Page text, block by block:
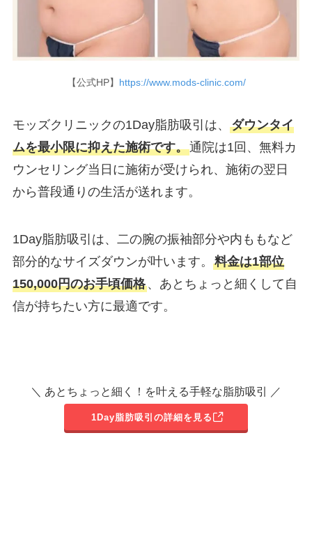
【公式HP】 https://www.mods-clinic.com/
モッズクリニックの1Day脂肪吸引は、 ダウンタイ
ムを最小限に抑えた施術です。通院は1回、無料カ
ウンセリング当日に施術が受けられ、施術の翌日
から普段通りの生活が送れます。
1Day脂肪吸引は、二の腕の振袖部分や内ももなど
部分的なサイズダウンが叶います。 料金は1部位
150,000円のお手頃価格、あとちょっと細くして自
信が持ちたい方に最適です。
＼ あとちょっと細く！を叶える手軽な脂肪吸引 ／
1Day脂肪吸引の詳細を見る